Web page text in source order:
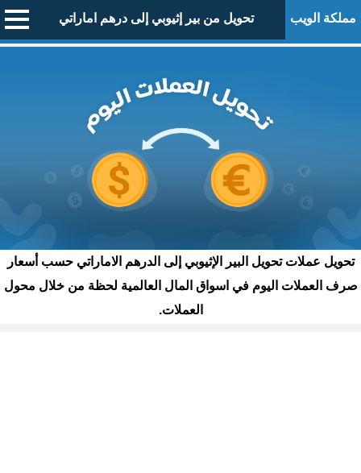
مملكة الويب تحويل من بير إثيوبي إلى درهم اماراتي
تحويل عملات تحويل البير الإثيوبي إلى الدرهم الاماراتي حسب أسعار
صرف العملات اليوم في اسواق المال العالمية لحظة من خلال محول
العملات.